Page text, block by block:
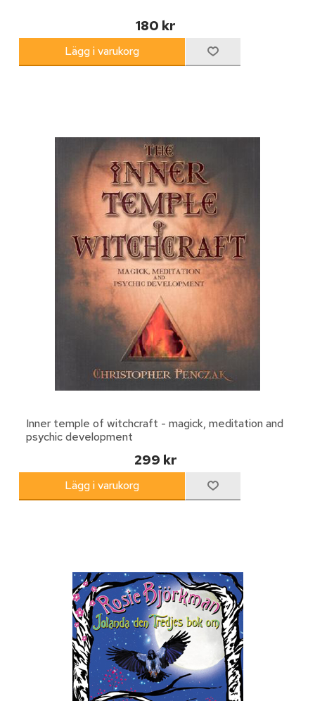
180 kr
Inner temple of witchcraft - magick, meditation and
psychic development
299 kr